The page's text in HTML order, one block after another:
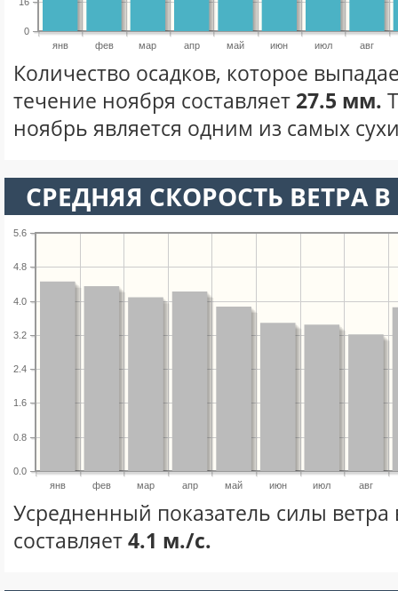
янв фев мар апр май июн июл авг
0
Количество осадков, которое
течение ноября составляет 27.5 мм.
ноябрь является одним из самых
СРЕДНЯЯ СКОРОСТЬ ВЕТРА
янв фев мар апр май июн июл авг
0.0
0.8
1.6
2.4
3.2
4.0
4.8
5.6
Усредненный показатель силы ветра
составляет4.1 м./с.